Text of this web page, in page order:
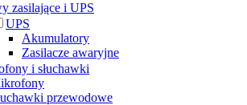
zasilające i UPS
UPS
Akumulatory
Zasilacze awaryjne
i słuchawki
przewodowe